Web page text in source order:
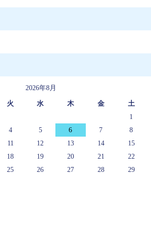
2026年8月
火 水 木 金 土
1
4 5 6 7
8
11 12 13 14
15
18 19 20 21
22
25 26 27 28
29